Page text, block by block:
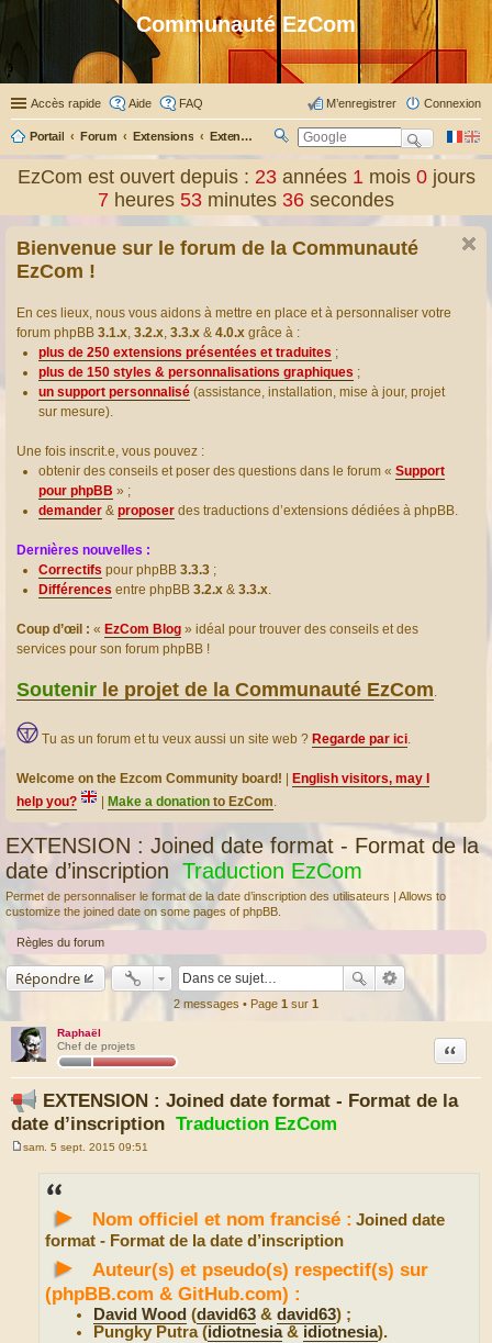
Communauté EzCom
Accès rapide Aide FAQ Connexion
M’enregistrer
Portail Forum Extensions Extensions présentées & traduites
er
EzCom est ouvert depuis : 23 années1 mois0 jours
7 heures 53 minutes 36 secondes
Bienvenue sur le forum de la Communauté
EzCom !
En ces lieux, nous vous aidons à mettre en place et à personnaliser votre
forum phpBB 3.1.x, 3.2.x, 3.3.x & 4.0.x grâce à :
plus de 250 extensions présentées et traduites ;
plus de 150 styles & personnalisations graphiques ;
un support personnalisé (assistance, installation, mise à jour, projet
sur mesure).
Une fois inscrit.e, vous pouvez :
obtenir des conseils et poser des questions dans le forum « Support
pour phpBB » ;
demander & proposer des traductions d’extensions dédiées à phpBB.
Dernières nouvelles :
Correctifs pour phpBB 3.3.3 ;
Différences entre phpBB 3.2.x & 3.3.x.
Coup d’œil : « EzCom Blog » idéal pour trouver des conseils et des
services pour son forum phpBB !
Soutenir le projet de la Communauté EzCom.
Tu as un forum et tu veux aussi un site web ? Regarde par ici.
Welcome on the Ezcom Community board!
English visitors, may I
help you?
Make a donation to EzCom.
EXTENSION : Joined date format - Format de la
date d’inscription Traduction EzCom
Permet de personnaliser le format de la date d’inscription des utilisateurs | Allows to
customize the joined date on some pages of phpBB.
Règles du forum
Répondre
2 messages • Page 1 sur 1
Raphaël
Chef de projets
EXTENSION : Joined date format - Format de la
date d’inscription Traduction EzCom
Citation
sam. 5 sept. 2015 09:51
► Nom officiel et nom francisé : Joined date
format - Format de la date d’inscription
►
Auteur(s) et pseudo(s) respectif(s) sur
(phpBB.com & GitHub.com) :
David Wood (david63 &david63) ;
Pungky Putra (idiotnesia& idiotnesia).